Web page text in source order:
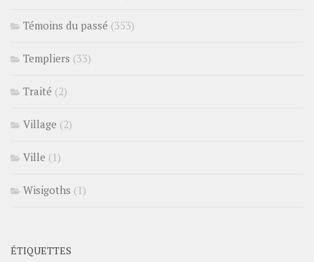
Témoins du passé (353)
Templiers (33)
Traité (2)
Village (2)
Ville (1)
Wisigoths (1)
ÉTIQUETTES